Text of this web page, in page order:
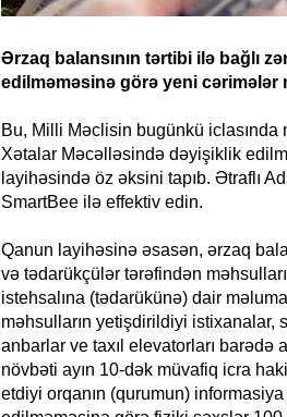
Ərzaq balansının tərtibi ilə bağlı
edilməməsinə görə yeni cərimələr
Bu, Milli Məclisin bugünkü
Xətalar Məcəlləsində dəyişiklik
layihəsində öz əksini tapıb. Ətraflı
SmartBee ilə effektiv edin.
Qanun layihəsinə əsasən, ərzaq
və tədarükçülər tərəfindən
istehsalına (tədarükünə) dair
məhsulların yetişdirildiyi istixanalar,
anbarlar ve taxıl elevatorları barədə
növbəti ayın 10-dək müvafiq icra
etdiyi orqanın (qurumun)